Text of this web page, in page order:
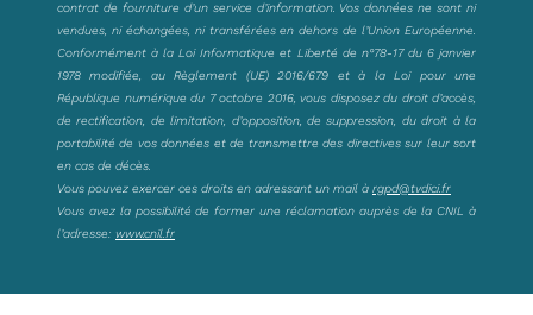
contrat de fourniture d’un service d’information. Vos données ne sont ni
vendues, ni échangées, ni transférées en dehors de l’Union Européenne.
Conformément à la Loi Informatique et Liberté de n°78-17 du 6 janvier
1978 modifiée, au Règlement (UE) 2016/679 et à la Loi pour une
République numérique du 7 octobre 2016, vous disposez du droit d’accès,
de rectification, de limitation, d’opposition, de suppression, du droit à la
portabilité de vos données et de transmettre des directives sur leur sort
en cas de décès.
Vous pouvez exercer ces droits en adressant un mail à rgpd@tvdici.fr
Vous avez la possibilité de former une réclamation auprès de la CNIL à
l’adresse: www.cnil.fr